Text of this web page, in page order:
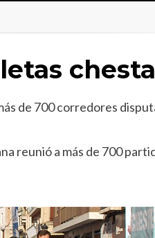
de 700 corredores
reunió a más de 700